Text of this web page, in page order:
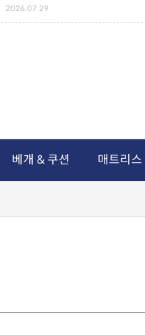
2026.07.29
2026.07.27
베개 & 쿠션 매트리스